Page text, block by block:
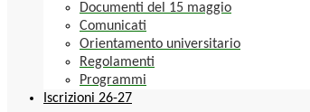
Documenti del 15 maggio
Comunicati
Orientamento universitario
Regolamenti
Programmi
Iscrizioni 26-27